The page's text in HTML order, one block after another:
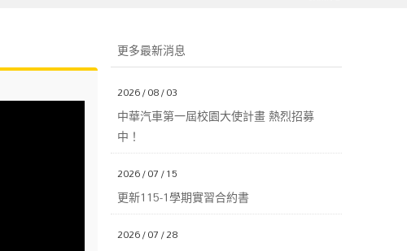
更多最新消息
2026 / 08 / 03
中華汽車第一屆校園大使計畫 熱烈招募
中！
2026 / 07 / 15
更新115-1學期實習合約書
2026 / 07 / 28